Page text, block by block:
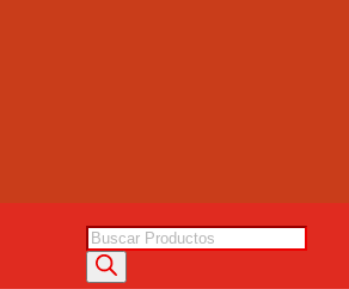
Búsqueda
de
productos